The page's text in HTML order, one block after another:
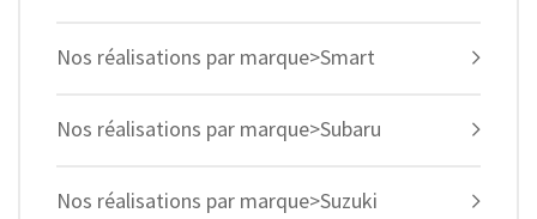
Nos réalisations par marque>Smart
Nos réalisations par marque>Subaru
Nos réalisations par marque>Suzuki